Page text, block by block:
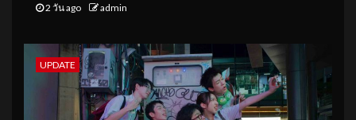
2 วัน ago admin
UPDATE